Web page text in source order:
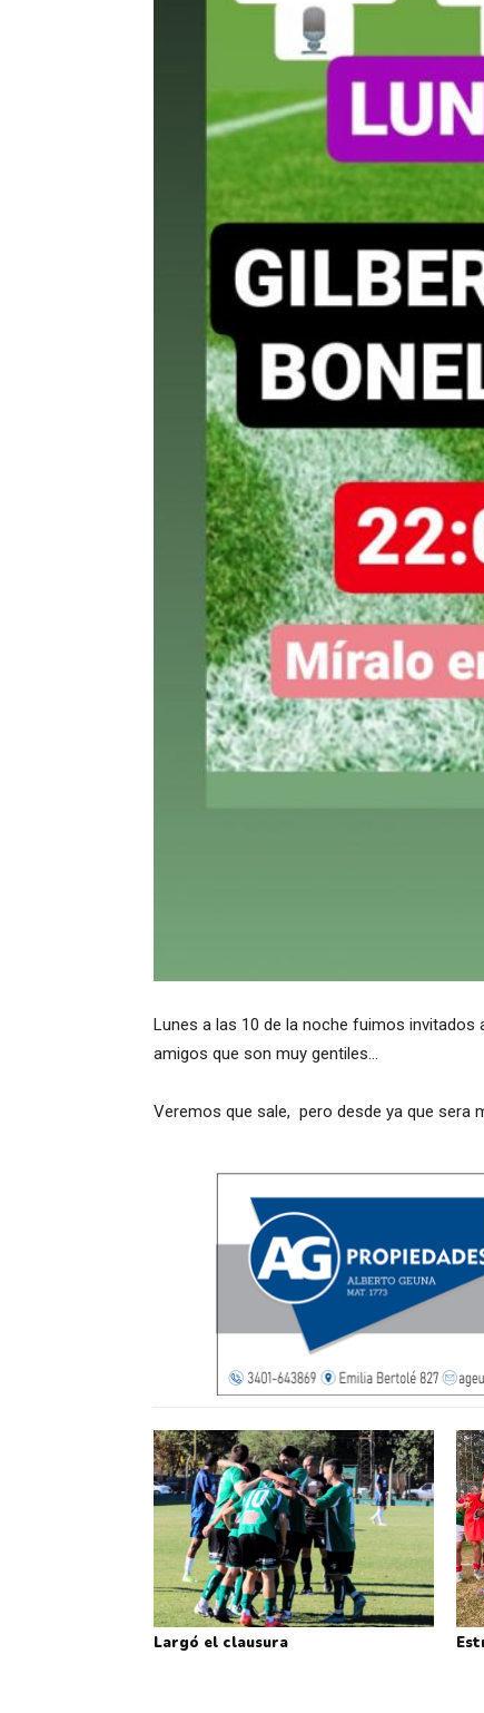
Lunes a las 10 de la noche fuimos invitados
amigos que son muy gentiles…
Veremos que sale, pero desde ya que sera
Largó el clausura